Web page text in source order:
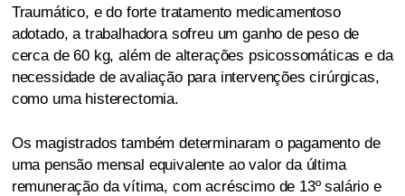
Traumático, e do forte tratamento medicamentoso
adotado, a trabalhadora sofreu um ganho de peso de
cerca de 60 kg, além de alterações psicossomáticas e da
necessidade de avaliação para intervenções cirúrgicas,
como uma histerectomia.
Os magistrados também determinaram o pagamento de
uma pensão mensal equivalente ao valor da última
remuneração da vítima, com acréscimo de 13º salário e